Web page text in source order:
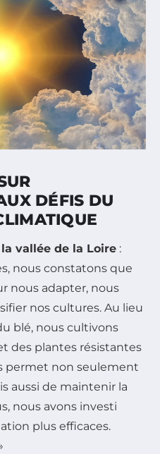
DÉFIS DU
vallée de la Loire :
nous constatons que
nous adapter, nous
nos cultures. Au lieu
blé, nous cultivons
des plantes résistantes
permet non seulement
aussi de maintenir la
nous avons investi
plus efficaces.